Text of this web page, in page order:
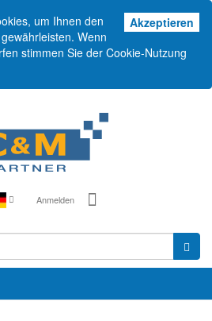
Akzeptieren
um Ihnen den
Wenn
stimmen Sie der Cookie-Nutzung
Anmelden